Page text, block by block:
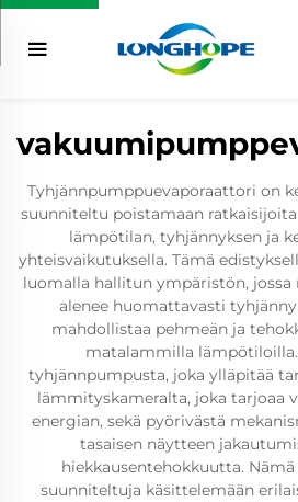
Tyhjännpumppuevaporaattori on
suunniteltu poistamaan
lämpötilan, tyhjännyksen ja
yhteisvaikutuksella. Tämä
luomalla hallitun ympäristön, jossa
alenee huomattavasti
mahdollistaa pehmeän ja
matalammilla
tyhjännpumpusta, joka ylläpitää
lämmityskameralta, joka tarjoaa
energian, sekä pyörivästä
tasaisen näytteen
hiekkausentehokkuutta.
suunniteltuja käsittelemään